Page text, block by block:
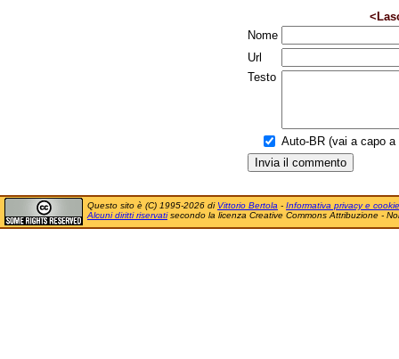
Nome
Url
Testo
Auto-BR (vai a capo a
Questo sito è (C) 1995-2026 di Vittorio Bertola - Informativa privacy e cookie
Alcuni diritti riservatisecondo la licenza Creative Commons Attribuzione -